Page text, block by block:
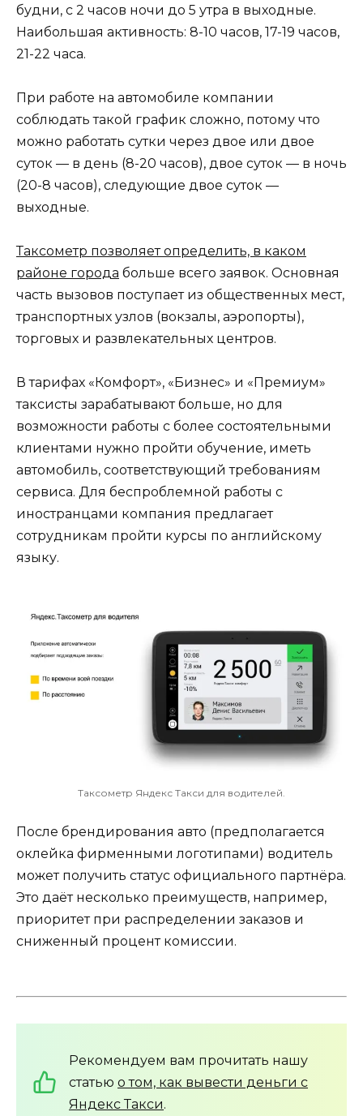
будни, с 2 часов ночи до 5 утра в выходные.
Наибольшая активность: 8-10 часов, 17-19 часов,
21-22 часа.
При работе на автомобиле компании
соблюдать такой график сложно, потому что
можно работать сутки через двое или двое
суток — в день (8-20 часов), двое суток — в ночь
(20-8 часов), следующие двое суток —
выходные.
Таксометр позволяет определить, в каком
районе города больше всего заявок. Основная
часть вызовов поступает из общественных мест,
транспортных узлов (вокзалы, аэропорты),
торговых и развлекательных центров.
В тарифах «Комфорт», «Бизнес» и «Премиум»
таксисты зарабатывают больше, но для
возможности работы с более состоятельными
клиентами нужно пройти обучение, иметь
автомобиль, соответствующий требованиям
сервиса. Для беспроблемной работы с
иностранцами компания предлагает
сотрудникам пройти курсы по английскому
языку.
Таксометр Яндекс Такси для водителей.
После брендирования авто (предполагается
оклейка фирменными логотипами) водитель
может получить статус официального партнёра.
Это даёт несколько преимуществ, например,
приоритет при распределении заказов и
сниженный процент комиссии.
Рекомендуем вам прочитать нашу
статью о том, как вывести деньги с
Яндекс Такси.